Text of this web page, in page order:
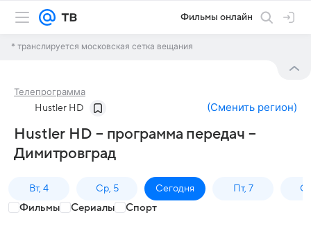
Фильмы онлайн
* транслируется московская сетка вещания
Телепрограмма
Hustler HD (Сменить регион)
Hustler HD – программа передач –
Димитровград
Вт, 4 Ср, 5 Сегодня Пт, 7
Фильмы Сериалы Спорт